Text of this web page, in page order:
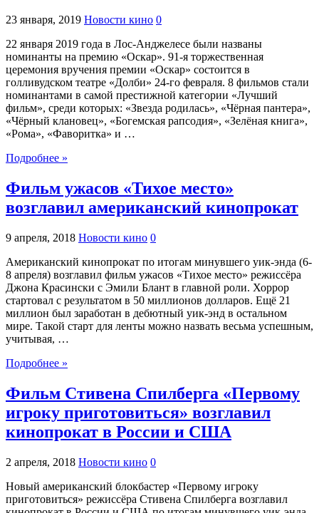
23 января, 2019 Новости кино 0
22 января 2019 года в Лос-Анджелесе были названы
номинанты на премию «Оскар». 91-я торжественная
церемония вручения премии «Оскар» состоится в
голливудском театре «Долби» 24-го февраля. 8 фильмов стали
номинантами в самой престижной категории «Лучший
фильм», среди которых: «Звезда родилась», «Чёрная пантера»,
«Чёрный клановец», «Богемская рапсодия», «Зелёная книга»,
«Рома», «Фаворитка» и …
Подробнее »
Фильм ужасов «Тихое место»
возглавил американский кинопрокат
9 апреля, 2018 Новости кино 0
Американский кинопрокат по итогам минувшего уик-энда (6-
8 апреля) возглавил фильм ужасов «Тихое место» режиссёра
Джона Красински с Эмили Блант в главной роли. Хоррор
стартовал с результатом в 50 миллионов долларов. Ещё 21
миллион был заработан в дебютный уик-энд в остальном
мире. Такой старт для ленты можно назвать весьма успешным,
учитывая, …
Подробнее »
Фильм Стивена Спилберга «Первому
игроку приготовиться» возглавил
кинопрокат в России и США
2 апреля, 2018 Новости кино 0
Новый американский блокбастер «Первому игроку
приготовиться» режиссёра Стивена Спилберга возглавил